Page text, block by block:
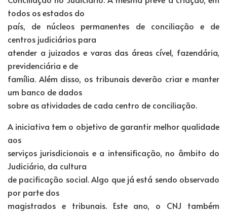
todos os estados do
país, de núcleos permanentes de conciliação e de
centros judiciários para
atender a juizados e varas das áreas cível, fazendária,
previdenciária e de
família. Além disso, os tribunais deverão criar e manter
um banco de dados
sobre as atividades de cada centro de conciliação.
A iniciativa tem o objetivo de garantir melhor qualidade
aos
serviços jurisdicionais e a intensificação, no âmbito do
Judiciário, da cultura
de pacificação social. Algo que já está sendo observado
por parte dos
magistrados e tribunais. Este ano, o CNJ também